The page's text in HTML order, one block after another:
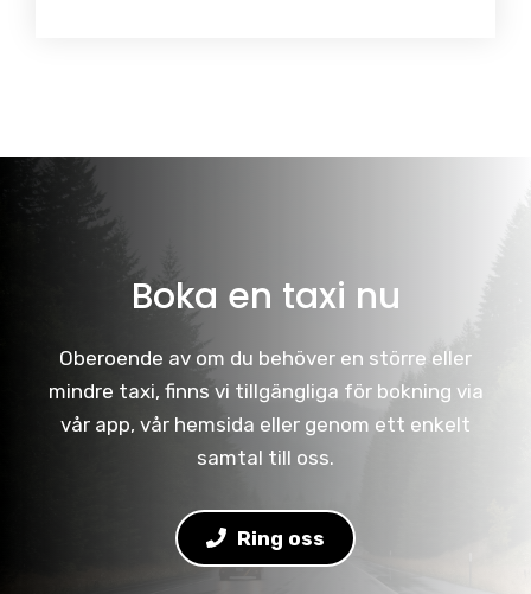
Boka en taxi nu
Oberoende av om du behöver en större eller
mindre taxi, finns vi tillgängliga för bokning via
vår app, vår hemsida eller genom ett enkelt
samtal till oss.
Ring oss